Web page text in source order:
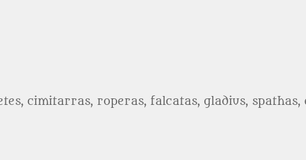
cimitarras, roperas, falcatas, gladius, spathas,